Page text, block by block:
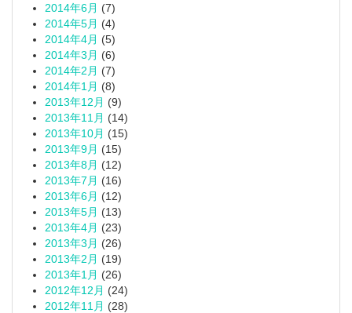
2014年6月 (7)
2014年5月 (4)
2014年4月 (5)
2014年3月 (6)
2014年2月 (7)
2014年1月 (8)
2013年12月 (9)
2013年11月 (14)
2013年10月 (15)
2013年9月 (15)
2013年8月 (12)
2013年7月 (16)
2013年6月 (12)
2013年5月 (13)
2013年4月 (23)
2013年3月 (26)
2013年2月 (19)
2013年1月 (26)
2012年12月 (24)
2012年11月 (28)